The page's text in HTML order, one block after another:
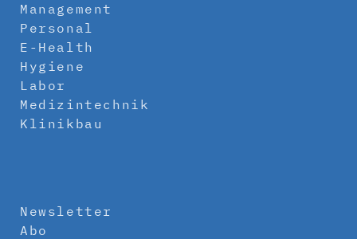
Management
Personal
E-Health
Hygiene
Labor
Medizintechnik
Klinikbau
Newsletter
Abo